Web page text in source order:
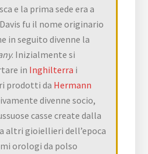
e la prima sede era a
fu il nome originario
in seguito divenne la
. Inizialmente si
in Inghilterra i
prodotti da Hermann
divenne socio,
casse create dalla
altri gioiellieri dell’epoca
orologi da polso